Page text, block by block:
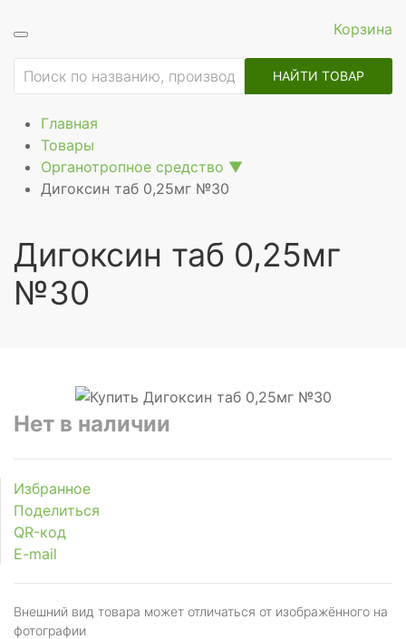
Корзина
НАЙТИ ТОВАР
Главная
Товары
Органотропное средство ▼
Дигоксин таб 0,25мг №30
Дигоксин таб 0,25мг
№30
Нет в наличии
Избранное
Поделиться
QR-код
E-mail
Внешний вид товара может отличаться от изображённого на
фотографии